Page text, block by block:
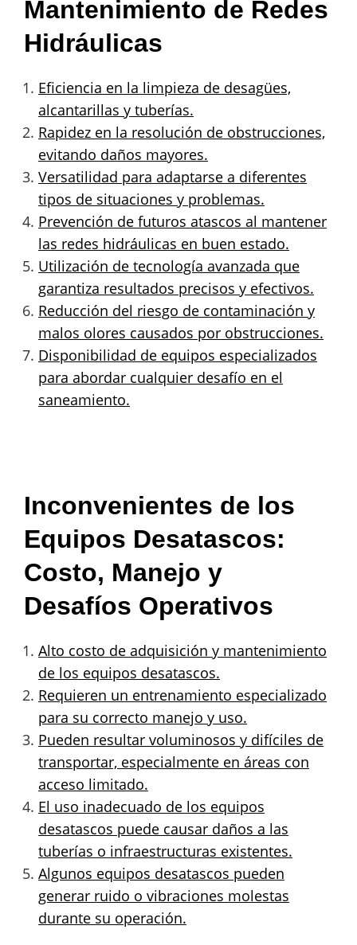
Mantenimiento de Redes
Hidráulicas
Eficiencia en la limpieza de desagües,
alcantarillas y tuberías.
Rapidez en la resolución de obstrucciones,
evitando daños mayores.
Versatilidad para adaptarse a diferentes
tipos de situaciones y problemas.
Prevención de futuros atascos al mantener
las redes hidráulicas en buen estado.
Utilización de tecnología avanzada que
garantiza resultados precisos y efectivos.
Reducción del riesgo de contaminación y
malos olores causados por obstrucciones.
Disponibilidad de equipos especializados
para abordar cualquier desafío en el
saneamiento.
Inconvenientes de los
Equipos Desatascos:
Costo, Manejo y
Desafíos Operativos
Alto costo de adquisición y mantenimiento
de los equipos desatascos.
Requieren un entrenamiento especializado
para su correcto manejo y uso.
Pueden resultar voluminosos y difíciles de
transportar, especialmente en áreas con
acceso limitado.
El uso inadecuado de los equipos
desatascos puede causar daños a las
tuberías o infraestructuras existentes.
Algunos equipos desatascos pueden
generar ruido o vibraciones molestas
durante su operación.